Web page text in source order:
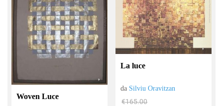
Woven Luce
La luce
da Silviu Oravitzan
€165.00